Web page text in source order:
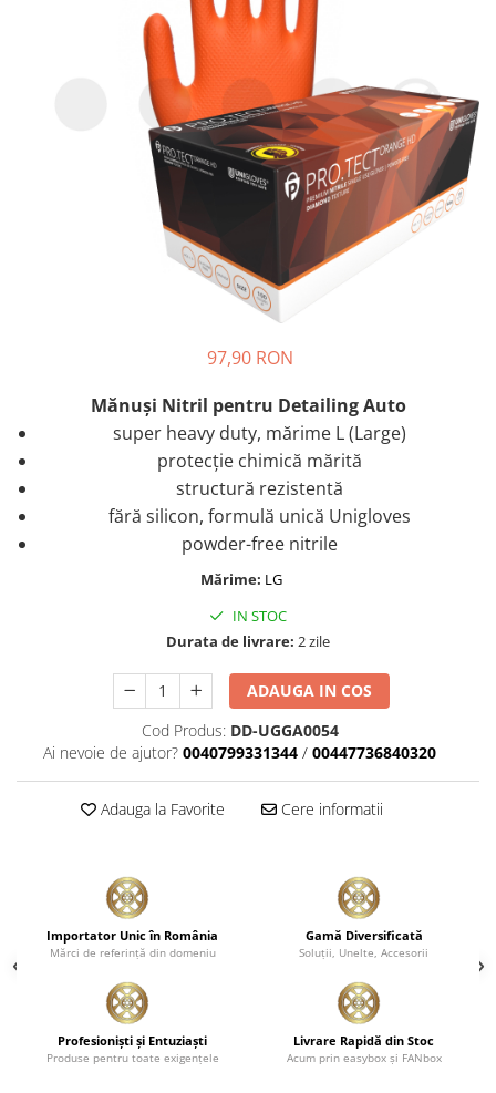
97,90 RON
Mănuşi Nitril pentru Detailing Auto
super heavy duty, mărime L (Large)
protecţie chimică mărită
structură rezistentă
fără silicon, formulă unică Unigloves
powder-free nitrile
​​​​​​​Mărime: LG
IN STOC
Durata de livrare: 2 zile
ADAUGA IN COS
Cod Produs: DD-UGGA0054
Ai nevoie de ajutor? 0040799331344 / 00447736840320
Adauga la Favorite Cere informatii
Importator Unic în România
Mărci de referinţă din domeniu
Gamă Diversificată
Soluţii, Unelte, Accesorii
Profesionişti şi Entuziaşti
Produse pentru toate exigenţele
Livrare Rapidă din Stoc
Acum prin easybox şi FANbox